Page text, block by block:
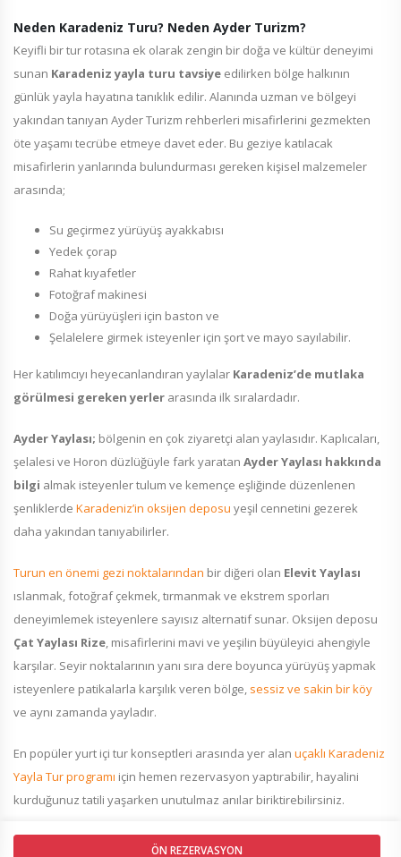
ÖN REZERVASYON
Neden Karadeniz Turu? Neden Ayder Turizm?
Keyifli bir tur rotasına ek olarak zengin bir doğa ve kültür deneyimi
sunan Karadeniz yayla turu tavsiye edilirken bölge halkının
günlük yayla hayatına tanıklık edilir. Alanında uzman ve bölgeyi
yakından tanıyan Ayder Turizm rehberleri misafirlerini gezmekten
öte yaşamı tecrübe etmeye davet eder. Bu geziye katılacak
misafirlerin yanlarında bulundurması gereken kişisel malzemeler
arasında;
Su geçirmez yürüyüş ayakkabısı
Yedek çorap
Rahat kıyafetler
Fotoğraf makinesi
Doğa yürüyüşleri için baston ve
Şelalelere girmek isteyenler için şort ve mayo sayılabilir.
Her katılımcıyı heyecanlandıran yaylalar Karadeniz’de mutlaka
görülmesi gereken yerler arasında ilk sıralardadır.
Ayder Yaylası; bölgenin en çok ziyaretçi alan yaylasıdır. Kaplıcaları,
şelalesi ve Horon düzlüğüyle fark yaratan Ayder Yaylası hakkında
bilgi almak isteyenler tulum ve kemençe eşliğinde düzenlenen
şenliklerde Karadeniz’in oksijen deposu yeşil cennetini gezerek
daha yakından tanıyabilirler.
Turun en önemi gezi noktalarından bir diğeri olan Elevit Yaylası
ıslanmak, fotoğraf çekmek, tırmanmak ve ekstrem sporları
deneyimlemek isteyenlere sayısız alternatif sunar. Oksijen deposu
Çat Yaylası Rize, misafirlerini mavi ve yeşilin büyüleyici ahengiyle
karşılar. Seyir noktalarının yanı sıra dere boyunca yürüyüş yapmak
isteyenlere patikalarla karşılık veren bölge, sessiz ve sakin bir köy
ve aynı zamanda yayladır.
En popüler yurt içi tur konseptleri arasında yer alan uçaklı Karadeniz
Yayla Tur programı için hemen rezervasyon yaptırabilir, hayalini
kurduğunuz tatili yaşarken unutulmaz anılar biriktirebilirsiniz.